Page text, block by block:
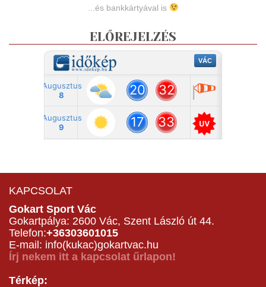
...és bankkártyával is
ELŐREJELZÉS
KAPCSOLAT
Gokart Sport Vác
Gokartpálya: 2600 Vác, Szent László út 44.
Telefon:+36303601015
E-mail: info(kukac)gokartvac.hu
Írj nekem itt a kapcsolat űrlapon!
Térkép: